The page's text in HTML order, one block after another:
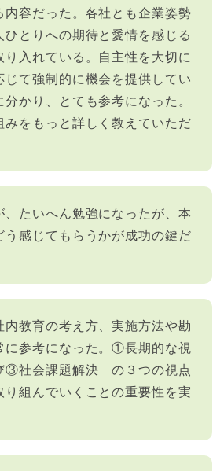
内容だった。各社とも企業姿勢
とりへの期待と愛情を感じる
入れている。自主性を大切に
じて強制的に機会を提供してい
かり、とても参考になった。
みをもっと詳しく教えていただ
たいへん勉強になったが、本
う感じてもらうかが成功の鍵だ
教育の考え方、実施方法や勘
に参考になった。①長期的な視
③社会課題解決 の３つの視点
り組んでいくことの重要性を実